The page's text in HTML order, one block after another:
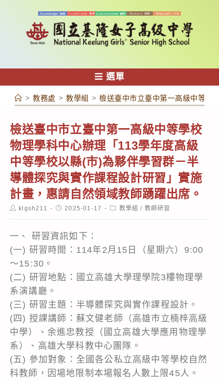
容
選單
> 教務處 > 教學組 > 檢送臺中市立臺中第一高級中等學
檢送臺中市立臺中第一高級中等學校
物理學科中心辦理「113學年度高級
中等學校以縣(市)為夥伴學習群－半
導體探究與實作課程設計研習」實施
計畫，惠請自然領域教師踴躍出席。
Postklgsh211
Post2025-01-17
Post教學組 / 教師研習
一、 研習資訊如下：
(一) 研習時間：114年2月15日（星期六）9:00
～15:30。
(二) 研習地點：國立高雄大學理學院3樓物理學
系演講廳。
(三) 研習主題：半導體探究與實作課程設計。
(四) 授課講師：蘇文健老師（高雄市立楠梓高級
中學）、余進忠教授（國立高雄大學應用物理學
系）、高雄大學科教中心團隊。
(五) 參加對象：全國各公私立高級中等學校自然
科教師，因場地限制本場報名人數上限45人。